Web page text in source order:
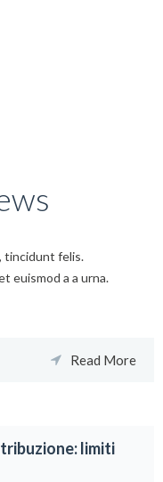
tincidunt felis.
euismod a a urna.
Read More
limiti